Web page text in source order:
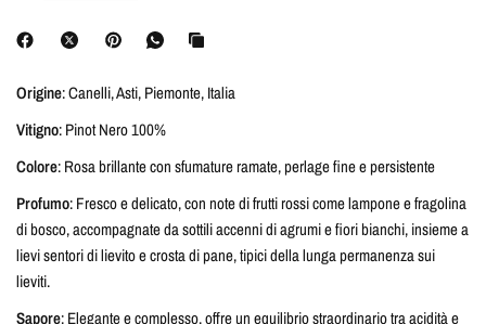
Origine: Canelli, Asti, Piemonte, Italia
Vitigno: Pinot Nero 100%
Colore: Rosa brillante con sfumature ramate, perlage fine e persistente
Profumo: Fresco e delicato, con note di frutti rossi come lampone e fragolina
di bosco, accompagnate da sottili accenni di agrumi e fiori bianchi, insieme a
lievi sentori di lievito e crosta di pane, tipici della lunga permanenza sui
lieviti.
Sapore: Elegante e complesso, offre un equilibrio straordinario tra acidità e